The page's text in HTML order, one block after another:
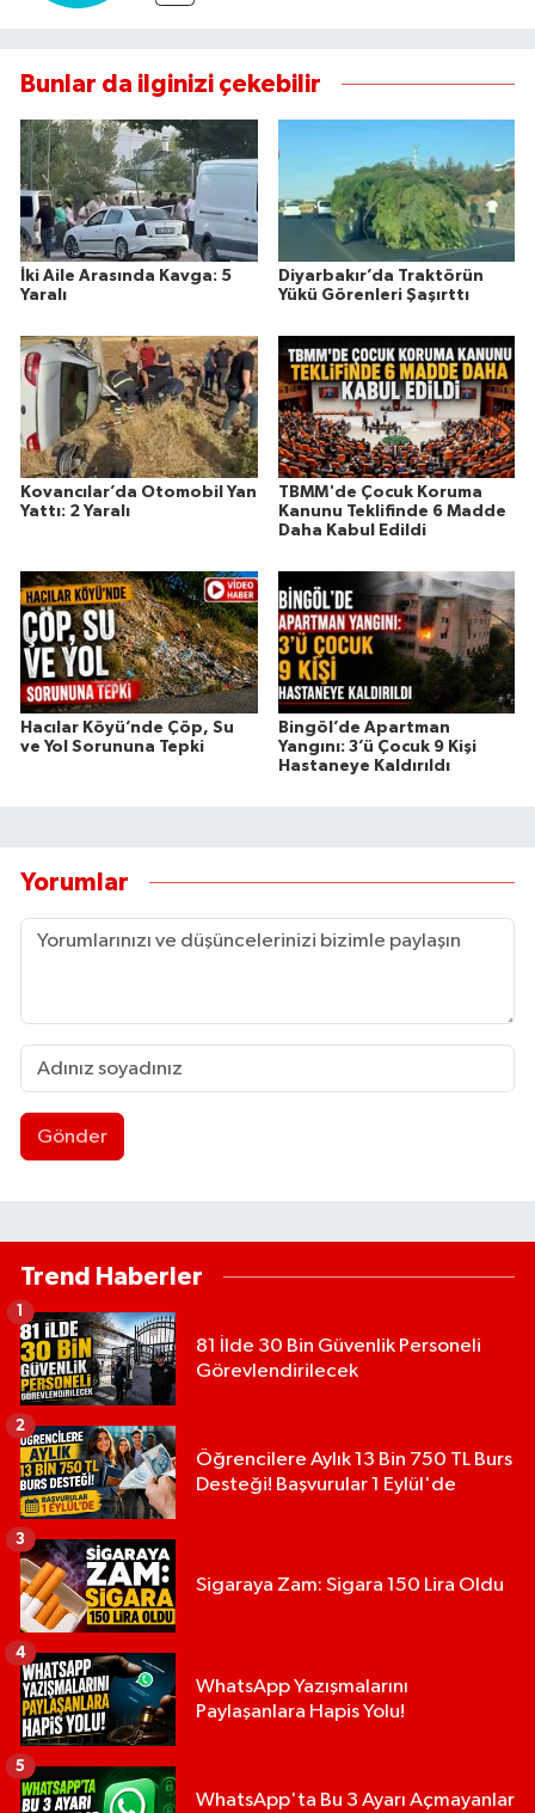
Bunlar da ilginizi çekebilir
İki Aile Arasında Kavga: 5
Yaralı
Diyarbakır’da Traktörün
Yükü Görenleri Şaşırttı
Kovancılar’da Otomobil Yan
Yattı: 2 Yaralı
TBMM'de Çocuk Koruma
Kanunu Teklifinde 6 Madde
Daha Kabul Edildi
Hacılar Köyü’nde Çöp, Su
ve Yol Sorununa Tepki
Bingöl’de Apartman
Yangını: 3’ü Çocuk 9 Kişi
Hastaneye Kaldırıldı
Yorumlar
Gönder
Trend Haberler
81 İlde 30 Bin Güvenlik Personeli
Görevlendirilecek
1
Öğrencilere Aylık 13 Bin 750 TL Burs
Desteği! Başvurular 1 Eylül'de
2
Sigaraya Zam: Sigara 150 Lira Oldu
3
WhatsApp Yazışmalarını
Paylaşanlara Hapis Yolu!
4
WhatsApp'ta Bu 3 Ayarı Açmayanlar
5